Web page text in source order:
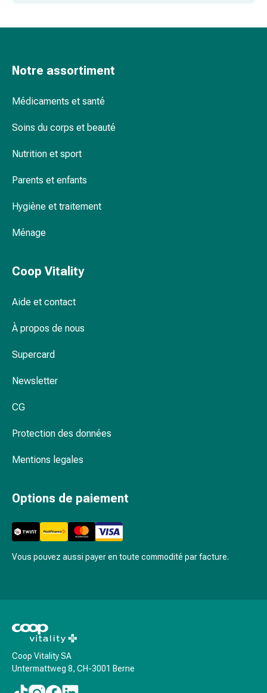
Transpiration
impure
de
Éruption
Acné
naturels
par
Bach
base
bourgeons
Schüssler
Anthroposophiques
prostate
urinaires
Prostate
Troubles
vessie
Douleurs
et
fièvre
Notre assortiment
Médicaments et santé
Soins du corps et beauté
Nutrition et sport
Parents et enfants
Hygiène et traitement
Ménage
Coop Vitality
Aide et contact
À propos de nous
Supercard
Newsletter
CG
Protection des données
Mentions legales
Options de paiement
Vous pouvez aussi payer en toute commodité par facture.
Coop Vitality SA
Untermattweg 8, CH-3001 Berne